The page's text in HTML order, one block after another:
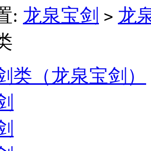
: 龙泉宝剑 > 龙
类（龙泉宝剑）